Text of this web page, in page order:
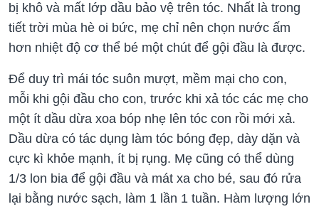
bị khô và mất lớp dầu bảo vệ trên tóc. Nhất là trong
tiết trời mùa hè oi bức, mẹ chỉ nên chọn nước ấm
hơn nhiệt độ cơ thể bé một chút để gội đầu là được.
Để duy trì mái tóc suôn mượt, mềm mại cho con,
mỗi khi gội đầu cho con, trước khi xả tóc các mẹ cho
một ít dầu dừa xoa bóp nhẹ lên tóc con rồi mới xả.
Dầu dừa có tác dụng làm tóc bóng đẹp, dày dặn và
cực kì khỏe mạnh, ít bị rụng. Mẹ cũng có thể dùng
1/3 lon bia để gội đầu và mát xa cho bé, sau đó rửa
lại bằng nước sạch, làm 1 lần 1 tuần. Hàm lượng lớn